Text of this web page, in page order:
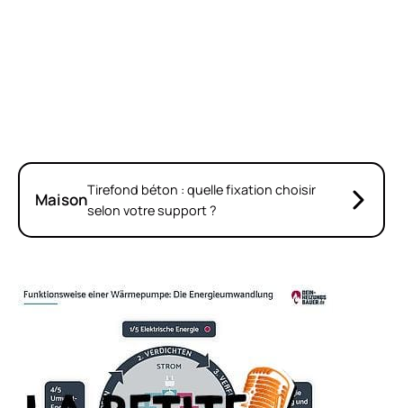
MaisonTirefond béton : quelle fixation choisir
selon votre support ?